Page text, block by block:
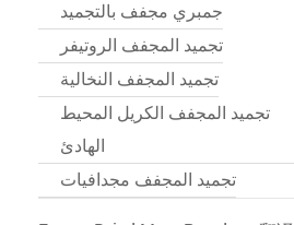
جمبري مجفف بالتجميد
تجميد المجفف الروتيفر
تجميد المجفف النخالية
تجميد المجفف الكريل المحيط
الهادئ
تجميد المجفف مجدافيات